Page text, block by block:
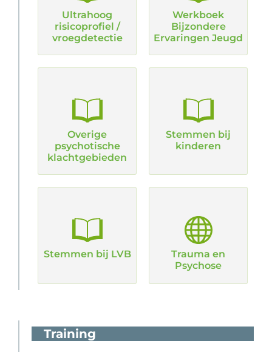
Ultrahoog
risicoprofiel /
vroegdetectie
Werkboek
Bijzondere
Ervaringen Jeugd
Overige
psychotische
klachtgebieden
Stemmen bij
kinderen
Stemmen bij LVB
Trauma en
Psychose
Training